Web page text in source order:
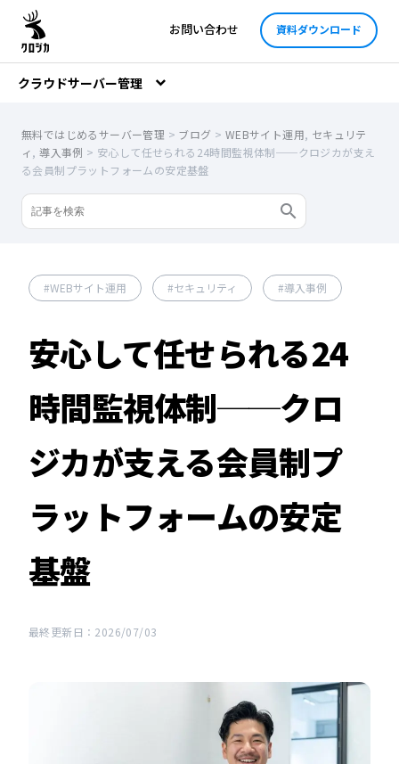
お問い合わせ 資料ダウンロード
クラウドサーバー管理
無料ではじめるサーバー管理 > ブログ > WEBサイト運用, セキュリテ
ィ,導入事例 > 安心して任せられる24時間監視体制──クロジカが支え
る会員制プラットフォームの安定基盤
WEBサイト運用 セキュリティ 導入事例
安心して任せられる24
時間監視体制──クロ
ジカが支える会員制プ
ラットフォームの安定
基盤
最終更新日：2026/07/03